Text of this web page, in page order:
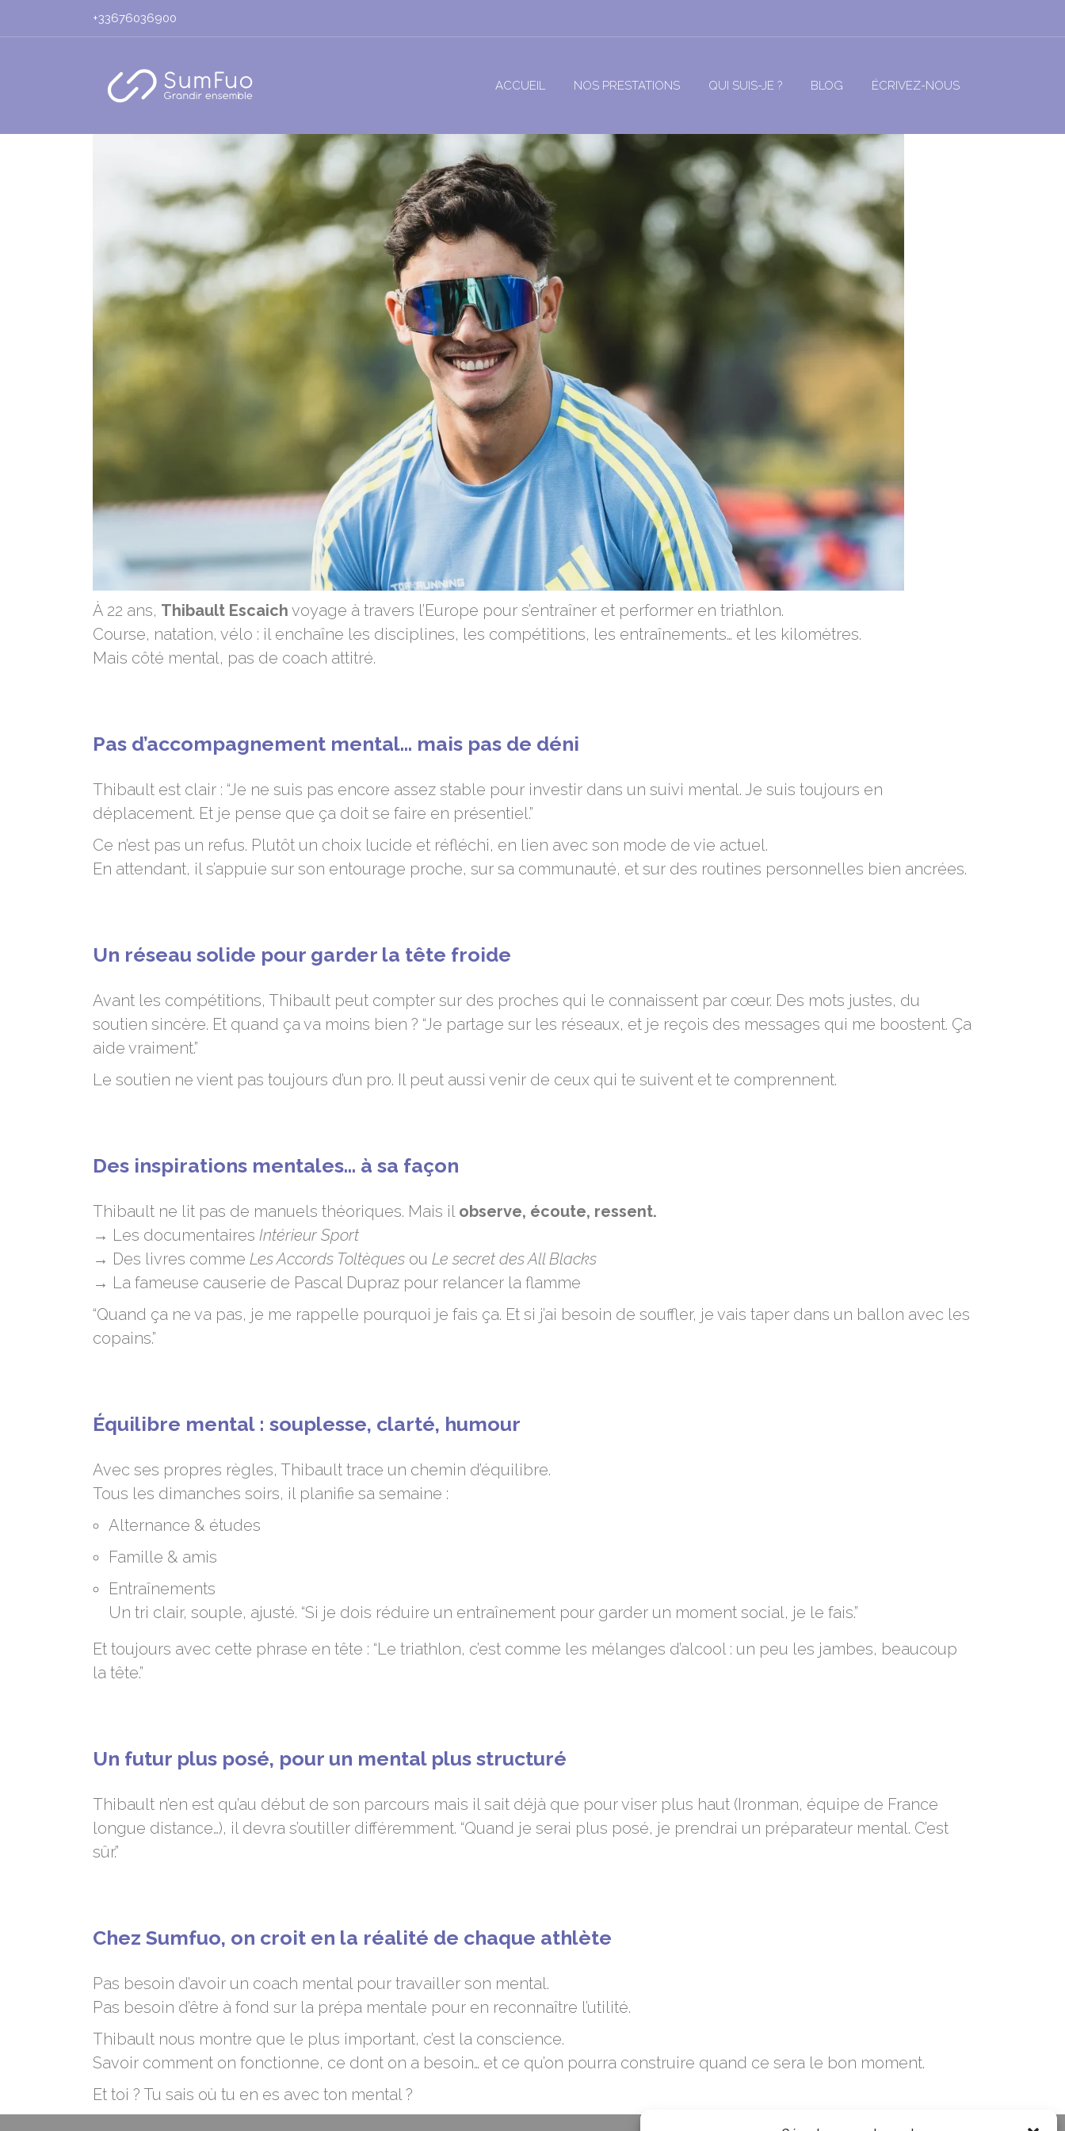
+33676036900
ACCUEIL NOS PRESTATIONS QUI SUIS-JE ? BLOG ÉCRIVEZ-NOUS
À 22 ans, Thibault Escaich voyage à travers l’Europe pour s’entraîner et performer en triathlon.
Course, natation, vélo : il enchaîne les disciplines, les compétitions, les entraînements… et les kilomètres.
Mais côté mental, pas de coach attitré.
Pas d’accompagnement mental… mais pas de déni
Thibault est clair : “Je ne suis pas encore assez stable pour investir dans un suivi mental. Je suis toujours en
déplacement. Et je pense que ça doit se faire en présentiel.”
Ce n’est pas un refus. Plutôt un choix lucide et réfléchi, en lien avec son mode de vie actuel.
En attendant, il s’appuie sur son entourage proche, sur sa communauté, et sur des routines personnelles bien ancrées.
Un réseau solide pour garder la tête froide
Avant les compétitions, Thibault peut compter sur des proches qui le connaissent par cœur. Des mots justes, du
soutien sincère. Et quand ça va moins bien ? “Je partage sur les réseaux, et je reçois des messages qui me boostent. Ça
aide vraiment.”
Le soutien ne vient pas toujours d’un pro. Il peut aussi venir de ceux qui te suivent et te comprennent.
Des inspirations mentales… à sa façon
Thibault ne lit pas de manuels théoriques. Mais il observe, écoute, ressent.
→ Les documentaires Intérieur Sport
→ Des livres comme Les Accords Toltèques ou Le secret des All Blacks
→ La fameuse causerie de Pascal Dupraz pour relancer la flamme
“Quand ça ne va pas, je me rappelle pourquoi je fais ça. Et si j’ai besoin de souffler, je vais taper dans un ballon avec les
copains.”
Équilibre mental : souplesse, clarté, humour
Avec ses propres règles, Thibault trace un chemin d’équilibre.
Tous les dimanches soirs, il planifie sa semaine :
Alternance & études
Famille & amis
Entraînements
Un tri clair, souple, ajusté. “Si je dois réduire un entraînement pour garder un moment social, je le fais.”
Et toujours avec cette phrase en tête : “Le triathlon, c’est comme les mélanges d’alcool : un peu les jambes, beaucoup
la tête.”
Un futur plus posé, pour un mental plus structuré
Thibault n’en est qu’au début de son parcours mais il sait déjà que pour viser plus haut (Ironman, équipe de France
longue distance…), il devra s’outiller différemment. “Quand je serai plus posé, je prendrai un préparateur mental. C’est
sûr.”
Chez Sumfuo, on croit en la réalité de chaque athlète
Pas besoin d’avoir un coach mental pour travailler son mental.
Pas besoin d’être à fond sur la prépa mentale pour en reconnaître l’utilité.
Thibault nous montre que le plus important, c’est la conscience.
Savoir comment on fonctionne, ce dont on a besoin… et ce qu’on pourra construire quand ce sera le bon moment.
Et toi ? Tu sais où tu en es avec ton mental ?